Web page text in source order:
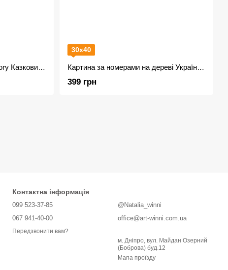
Картина за номерами ArtStory Казковий будинок 50*65 см +лак
30х40
Картина за номерами на дереві Українка ASW185
399 грн
Контактна інформація
099 523-37-85
067 941-40-00
Передзвонити вам?
@Natalia_winni
office@art-winni.com.ua
м. Дніпро, вул. Майдан Озерний
(Боброва) буд.12
Мапа проїзду